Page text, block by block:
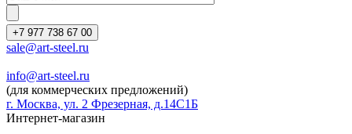
+7 977 738 67 00
sale@art-steel.ru
info@art-steel.ru
(для коммерческих предложений)
г. Москва, ул. 2 Фрезерная, д.14С1Б
Интернет-магазин